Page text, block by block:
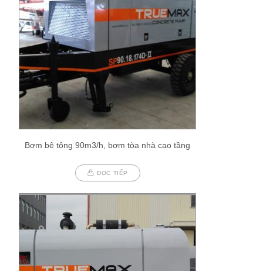
Bơm bê tông 90m3/h, bơm tòa nhà cao tầng
ĐỌC TIẾP